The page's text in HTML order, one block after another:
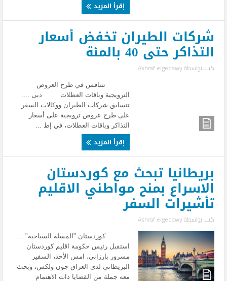
إقرأ المزيد
شركات الطيران تخفض أسعار
التذاكر حتى 40 بالمئة
كتب بواسطةAshraf elgedawy
|
تتنافس في طرح العروض
الترويجية وباقات العطلات دبى ....
تتسابق شركات الطيران ووكالات السفر
على طرح عروض ترويجية على أسعار
التذاكر وباقات العطلات، في إط ...
إقرأ المزيد
بريطانيا تبحث مع كوردستان
الاسراع بمنح مواطني الاقليم
تأشيرات السفر
كتب بواسطةAshraf elgedawy
|
كوردستان "المسلة السياحية" ....
استقبل رئيس حكومة اقليم كوردستان
مسرور بارزاني، امس الأحد، السفير
البريطاني لدى العراق جون ولكس، وبحث
معه جملة من القضايا ذات الاهتمام